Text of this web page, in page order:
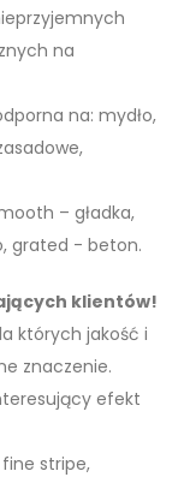
na
na: mydło,
– gładka,
grated - beton.
klientów!
których jakość i
znaczenie.
efekt
stripe,